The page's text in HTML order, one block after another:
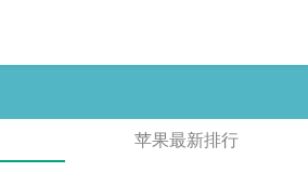
苹果最新排行